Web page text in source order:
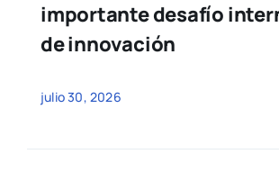
importante desafío
de innovación
julio 30, 2026